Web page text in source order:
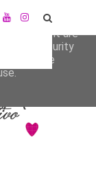
its services
user-agent are
and security
usage